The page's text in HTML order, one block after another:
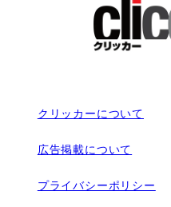
クリッカーについて
広告掲載について
プライバシーポリシー